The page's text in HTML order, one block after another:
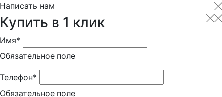
Написать нам
Купить в 1 клик
Имя*
Обязательное поле
Телефон*
Обязательное поле